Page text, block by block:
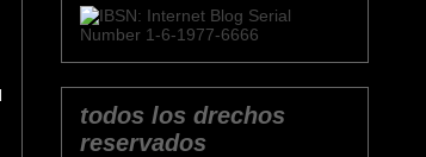
todos los drechos
reservados